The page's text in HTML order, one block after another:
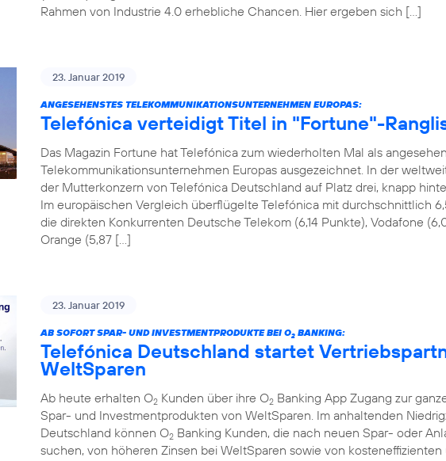
Rahmen von Industrie 4.0 erhebliche Chancen. Hier ergeben sich […]
23. Januar 2019
ANGESEHENSTES TELEKOMMUNIKATIONSUNTERNEHMEN EUROPAS:
Telefónica verteidigt Titel in "Fortune"-
Das Magazin Fortune hat Telefónica zum wiederholten Mal als
Telekommunikationsunternehmen Europas ausgezeichnet. In der
der Mutterkonzern von Telefónica Deutschland auf Platz drei, knapp
Im europäischen Vergleich überflügelte Telefónica mit durchschnittlich
die direkten Konkurrenten Deutsche Telekom (6,14 Punkte), Vodafone
Orange (5,87 […]
23. Januar 2019
AB SOFORT SPAR- UND INVESTMENTPRODUKTE BEI O2 BANKING:
Telefónica Deutschland startet
WeltSparen
Ab heute erhalten O2 Kunden über ihre O2 Banking App Zugang zur
Spar- und Investmentprodukten von WeltSparen. Im anhaltenden
Deutschland können O2 Banking Kunden, die nach neuen Spar- oder
suchen, von höheren Zinsen bei WeltSparen sowie von